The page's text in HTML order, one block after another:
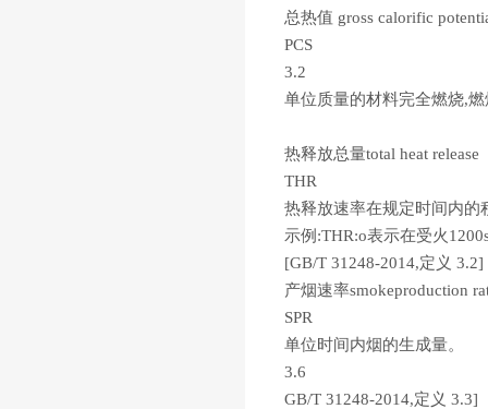
总热值 gross calorific
PCS
3.2
单位质量的材料完全燃烧,
热释放总量total heat release
THR
热释放速率在规定时间内的
示例:THR:o表示在受火
[GB/T 31248-2014,定义 3.2]
产烟速率smokeproduction
SPR
单位时间内烟的生成量。
3.6
GB/T 31248-2014,定义 3.3]